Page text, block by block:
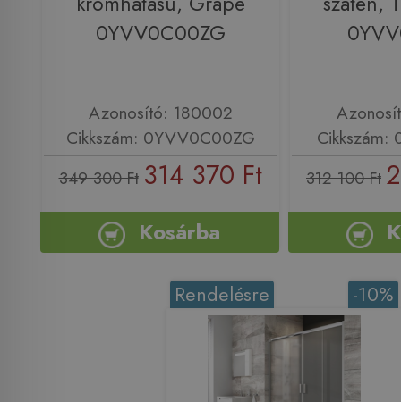
0YVV0C00ZG
Azonosító: 180002
Cikkszám: 0YVV0C00ZG
349 300 Ft 314 370 Ft
Kosárba
Cikkszám:
312 100 Ft
-10%
Rendelésre